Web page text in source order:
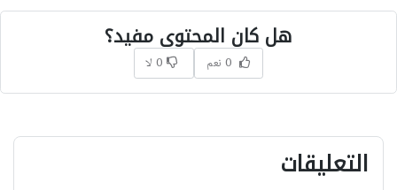
هل كان المحتوى مفيد؟
0 نعم 0 لا
التعليقات